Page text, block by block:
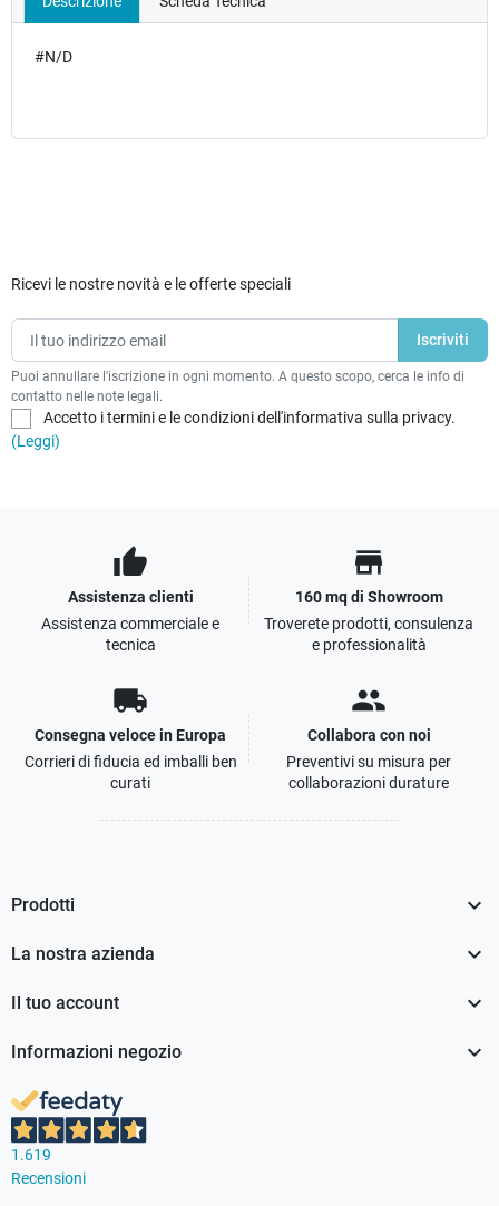
#N/D
Ricevi le nostre novità e le offerte speciali
Puoi annullare l'iscrizione in ogni momento. A questo scopo, cerca le info di
contatto nelle note legali.
Accetto i termini e le condizioni dell'informativa sulla privacy.
(Leggi)
thumb_up
Assistenza clienti
Assistenza commerciale e
tecnica
store
160 mq di Showroom
Troverete prodotti, consulenza
e professionalità
local_shipping
Consegna veloce in Europa
Corrieri di fiducia ed imballi ben
curati
people
Collabora con noi
Preventivi su misura per
collaborazioni durature
Prodotti 
La nostra azienda 
Il tuo account 
Informazioni negozio 
1.619
Recensioni